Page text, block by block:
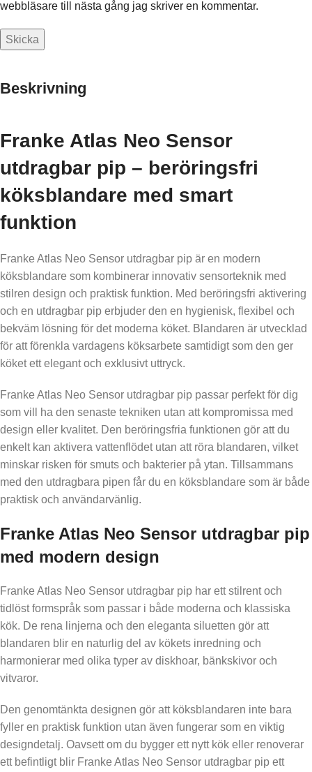
webbläsare till nästa gång jag skriver en kommentar.
Beskrivning
Franke Atlas Neo Sensor
utdragbar pip – beröringsfri
köksblandare med smart
funktion
Franke Atlas Neo Sensor utdragbar pip är en modern
köksblandare som kombinerar innovativ sensorteknik med
stilren design och praktisk funktion. Med beröringsfri aktivering
och en utdragbar pip erbjuder den en hygienisk, flexibel och
bekväm lösning för det moderna köket. Blandaren är utvecklad
för att förenkla vardagens köksarbete samtidigt som den ger
köket ett elegant och exklusivt uttryck.
Franke Atlas Neo Sensor utdragbar pip passar perfekt för dig
som vill ha den senaste tekniken utan att kompromissa med
design eller kvalitet. Den beröringsfria funktionen gör att du
enkelt kan aktivera vattenflödet utan att röra blandaren, vilket
minskar risken för smuts och bakterier på ytan. Tillsammans
med den utdragbara pipen får du en köksblandare som är både
praktisk och användarvänlig.
Franke Atlas Neo Sensor utdragbar pip
med modern design
Franke Atlas Neo Sensor utdragbar pip har ett stilrent och
tidlöst formspråk som passar i både moderna och klassiska
kök. De rena linjerna och den eleganta siluetten gör att
blandaren blir en naturlig del av kökets inredning och
harmonierar med olika typer av diskhoar, bänkskivor och
vitvaror.
Den genomtänkta designen gör att köksblandaren inte bara
fyller en praktisk funktion utan även fungerar som en viktig
designdetalj. Oavsett om du bygger ett nytt kök eller renoverar
ett befintligt blir Franke Atlas Neo Sensor utdragbar pip ett